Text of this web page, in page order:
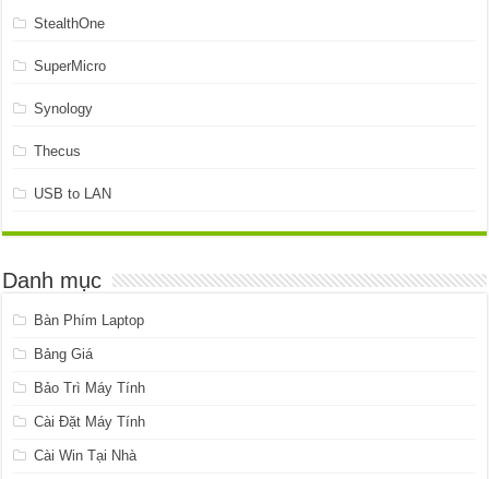
StealthOne
SuperMicro
Synology
Thecus
USB to LAN
Danh mục
Bàn Phím Laptop
Bảng Giá
Bảo Trì Máy Tính
Cài Đặt Máy Tính
Cài Win Tại Nhà